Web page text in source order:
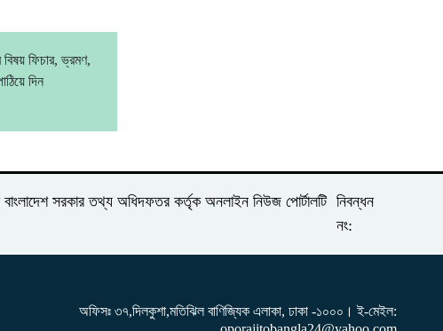
ফিচার, ভ্রমণ,
দিন
বাংলাদেশ সরকার তথ্য অধিদফতর কর্তৃক অনলাইন নিউজ পোর্টালটি নিবন্ধন
নং:
অফিসঃ ৩৭,দিলকুশা,মতিঝিল বাণিজ্যিক এলাকা, ঢাকা -১০০০। ই-‌মেইল: